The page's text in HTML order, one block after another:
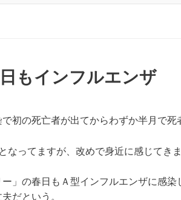
もインフルエンザ
初の死亡者が出てからわずか半月で死
なってますが、改めで身近に感じてきま
」の春日もＡ型インフルエンザに感染
だという。